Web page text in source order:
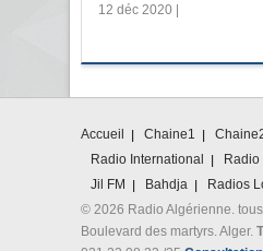
12 déc 2020 |
Accueil Chaine1
Radio International
Radio
Jil FM
Bahdja
Radios
© 2026 Radio Algérienne. tous
Boulevard des martyrs. Alger.